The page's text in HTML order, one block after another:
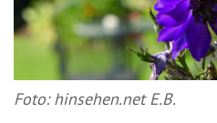
springen
(Accesskey
Foto: hinsehen.net E.B.